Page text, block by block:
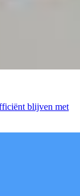
blijven met